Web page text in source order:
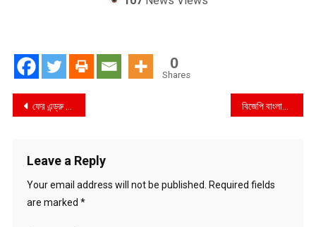
0
Shares
Post
ফের এন্ড্রু কিশোরের মৃত্যুর গুজব
Leave a Reply
Your email address will not be published.
Required fields
are marked *